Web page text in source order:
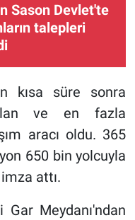
Sason Devlet'te
talepleri
kısa süre sonra
ve en fazla
aracı oldu. 365
650 bin yolcuyla
attı.
Gar Meydanı'ndan